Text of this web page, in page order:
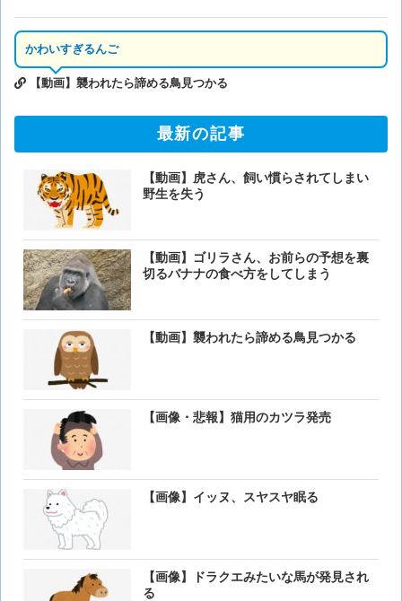
かわいすぎるんご
【動画】襲われたら諦める鳥見つかる
最新の記事
【動画】虎さん、飼い慣らされてしまい
野生を失う
【動画】ゴリラさん、お前らの予想を裏
切るバナナの食べ方をしてしまう
【動画】襲われたら諦める鳥見つかる
【画像・悲報】猫用のカツラ発売
【画像】イッヌ、スヤスヤ眠る
【画像】ドラクエみたいな馬が発見され
る